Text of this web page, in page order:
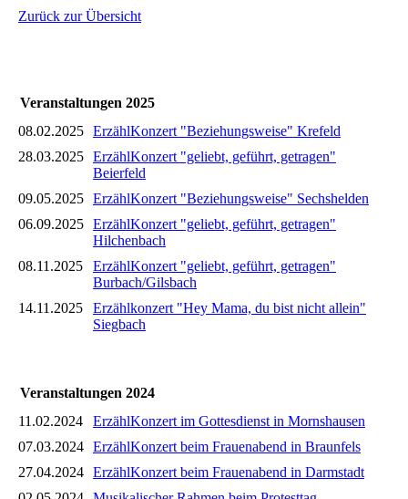
Zurück zur Übersicht
Veranstaltungen 2025
08.02.2025 ErzählKonzert "Beziehungsweise" Krefeld
28.03.2025 ErzählKonzert "geliebt, geführt, getragen"
Beierfeld
09.05.2025 ErzählKonzert "Beziehungsweise" Sechshelden
06.09.2025 ErzählKonzert "geliebt, geführt, getragen"
Hilchenbach
08.11.2025
ErzählKonzert "geliebt, geführt, getragen"
Burbach/Gilsbach
14.11.2025
Erzählkonzert "Hey Mama, du bist nicht allein"
Siegbach
Veranstaltungen 2024
11.02.2024
ErzählKonzert im Gottesdienst in Mornshausen
07.03.2024 ErzählKonzert beim Frauenabend in Braunfels
27.04.2024 ErzählKonzert beim Frauenabend in Darmstadt